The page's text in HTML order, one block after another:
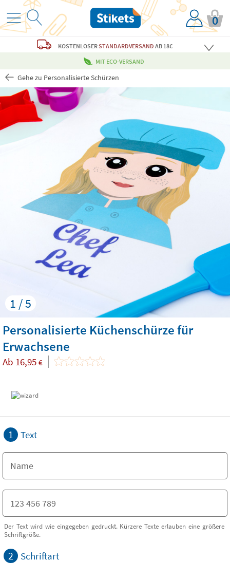
0
KOSTENLOSERSTANDARDVERSAND AB 18€
MIT ECO-VERSAND
Gehe zu Personalisierte Schürzen
1 / 5
Personalisierte Küchenschürze für
Erwachsene
Ab 16,95 €
1 Text
Der Text wird wie eingegeben gedruckt. Kürzere Texte erlauben eine größere
Schriftgröße.
2 Schriftart